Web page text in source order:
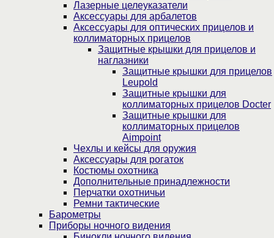
Лазерные целеуказатели
Аксессуары для арбалетов
Аксессуары для оптических прицелов и
коллиматорных прицелов
Защитные крышки для прицелов и
наглазники
Защитные крышки для прицелов
Leupold
Защитные крышки для
коллиматорных прицелов Docter
Защитные крышки для
коллиматорных прицелов
Aimpoint
Чехлы и кейсы для оружия
Аксессуары для рогаток
Костюмы охотника
Дополнительные принадлежности
Перчатки охотничьи
Ремни тактические
Барометры
Приборы ночного видения